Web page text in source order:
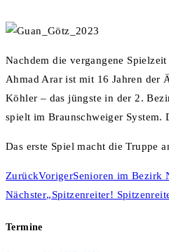
Nachdem die vergangene
Ahmad Arar ist mit 16 Jahren der
Köhler – das jüngste in der 2.
spielt im Braunschweiger System.
Das erste Spiel macht die Truppe
ZurückVorigerSenioren im Bezirk
Nächster„Spitzenreiter!
Termine